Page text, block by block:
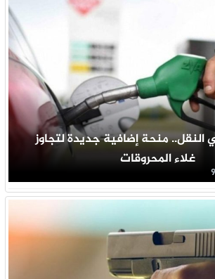
منحة إضافية جديدة لتجاوز
غلاء المحروقات